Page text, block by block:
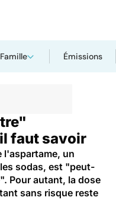
Famille Émissions
faut savoir
l'aspartame, un
sodas, est "peut-
Pour autant, la dose
sans risque reste